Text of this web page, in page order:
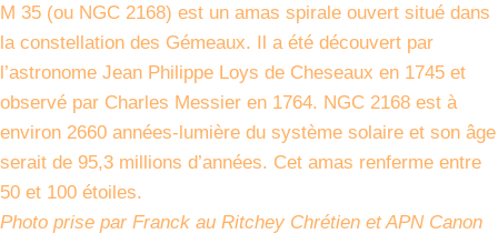
M 35 (ou NGC 2168) est un amas spirale ouvert situé dans
la constellation des Gémeaux. Il a été découvert par
l’astronome Jean Philippe Loys de Cheseaux en 1745 et
observé par Charles Messier en 1764. NGC 2168 est à
environ 2660 années-lumière du système solaire et son âge
serait de 95,3 millions d’années. Cet amas renferme entre
50 et 100 étoiles.
Photo prise par Franck au Ritchey Chrétien et APN Canon